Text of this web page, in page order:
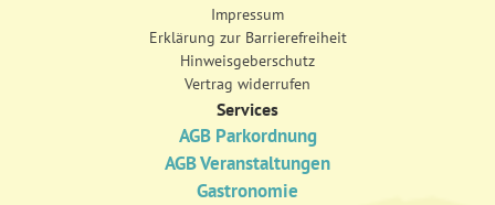
Impressum
Erklärung zur Barrierefreiheit
Hinweisgeberschutz
Vertrag widerrufen
Services
AGB Parkordnung
AGB Veranstaltungen
Gastronomie